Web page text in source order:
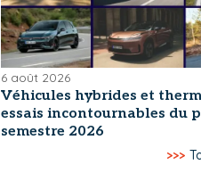
6 août 2026
Véhicules hybrides et
essais incontournables du
semestre 2026
>>>